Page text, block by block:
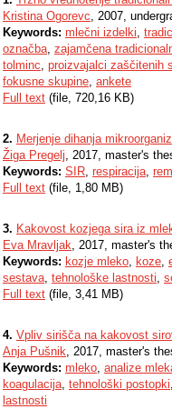
Kristina Ogorevc, 2007,
Keywords: mlečni izdelki,
označba, zajamčena
tolminc, proizvajalci zaščitenih
fokusne skupine, ankete
Full text (file, 720,16 KB)
2. Merjenje dihanja
Žiga Pregelj, 2017, master's
Keywords: SIR, respiracija,
Full text (file, 1,80 MB)
3. Kakovost kozjega sira iz
Eva Mravljak, 2017, master's
Keywords: kozje mleko, koze,
sestava, tehnološke lastnosti,
Full text (file, 3,41 MB)
4. Vpliv sirišča na kakovost
Anja Pušnik, 2017, master's
Keywords: mleko, analize
koagulacija, tehnološki postopki,
lastnosti